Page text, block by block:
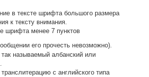
в тексте шрифта большого размера
к тексту внимания.
шрифта менее 7 пунктов
его прочесть невозможно).
называемый албанский или
с английского типа